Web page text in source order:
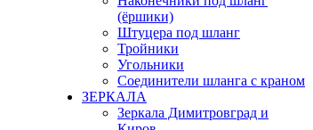
(ёршики)
Штуцера под шланг
Тройники
Угольники
Соединители шланга с краном
ЗЕРКАЛА
Зеркала Димитровград и